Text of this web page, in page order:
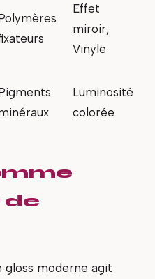
Effet
miroir,
Vinyle
Luminosité
colorée
de
gloss moderne agit